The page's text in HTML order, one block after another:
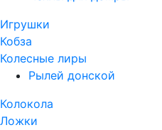
Игрушки
Кобза
Колесные лиры
Рылей донской
Колокола
Ложки